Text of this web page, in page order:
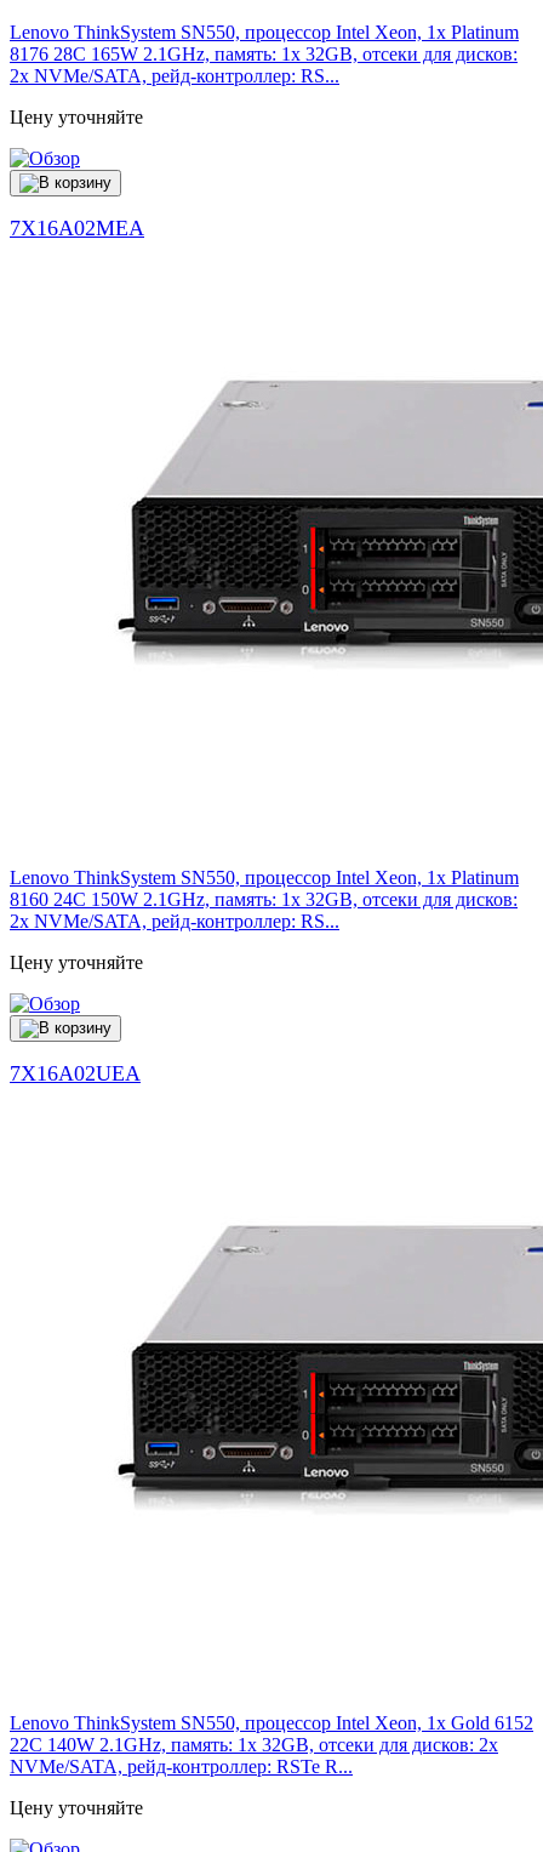
Lenovo ThinkSystem SN550, процессор Intel Xeon, 1x Platinum
8176 28C 165W 2.1GHz, память: 1x 32GB, отсеки для дисков:
2x NVMe/SATA, рейд-контроллер: RS...
Цену уточняйте
7X16A02MEA
Lenovo ThinkSystem SN550, процессор Intel Xeon, 1x Platinum
8160 24C 150W 2.1GHz, память: 1x 32GB, отсеки для дисков:
2x NVMe/SATA, рейд-контроллер: RS...
Цену уточняйте
7X16A02UEA
Lenovo ThinkSystem SN550, процессор Intel Xeon, 1x Gold 6152
22C 140W 2.1GHz, память: 1x 32GB, отсеки для дисков: 2x
NVMe/SATA, рейд-контроллер: RSTe R...
Цену уточняйте